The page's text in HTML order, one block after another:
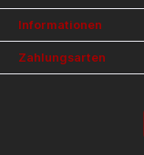
Informationen
Zahlungsarten